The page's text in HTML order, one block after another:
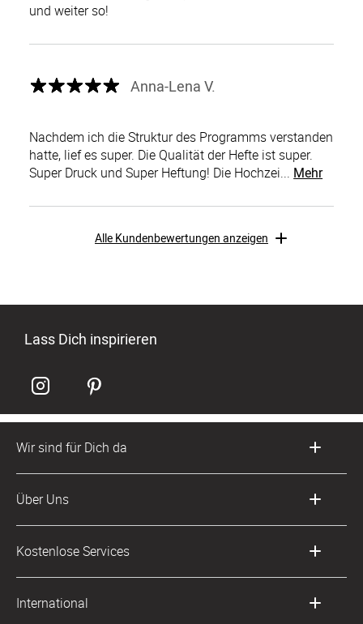
und weiter so!
Anna-Lena V.
Nachdem ich die Struktur des Programms verstanden
hatte, lief es super. Die Qualität der Hefte ist super.
Super Druck und Super Heftung! Die Hochzei... Mehr
Alle Kundenbewertungen anzeigen
Lass Dich inspirieren
Wir sind für Dich da
0049 221 956 725 10
kontakt@sendmoments.ch
Über Uns
Impressum
Kostenlose Services
International